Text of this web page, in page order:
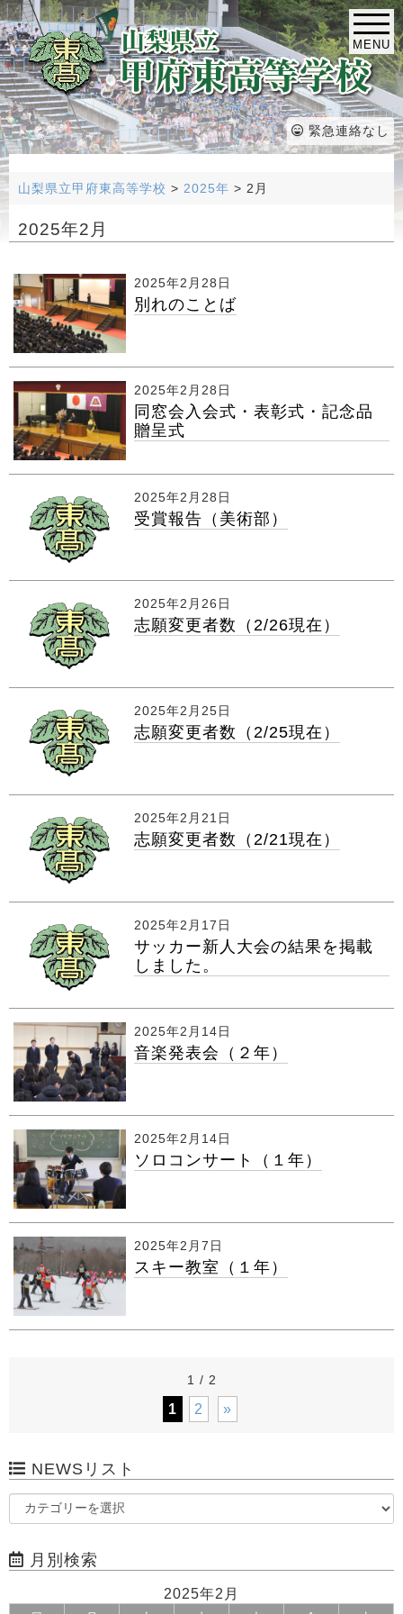
MENU
緊急連絡なし
山梨県立甲府東高等学校 > 2025年 > 2月
2025年2月
2025年2月28日
別れのことば
2025年2月28日
同窓会入会式・表彰式・記念品
贈呈式
2025年2月28日
受賞報告（美術部）
2025年2月26日
志願変更者数（2/26現在）
2025年2月25日
志願変更者数（2/25現在）
2025年2月21日
志願変更者数（2/21現在）
2025年2月17日
サッカー新人大会の結果を掲載
しました。
2025年2月14日
音楽発表会（２年）
2025年2月14日
ソロコンサート（１年）
2025年2月7日
スキー教室（１年）
1 / 2
1 2 »
NEWSリスト
月別検索
2025年2月